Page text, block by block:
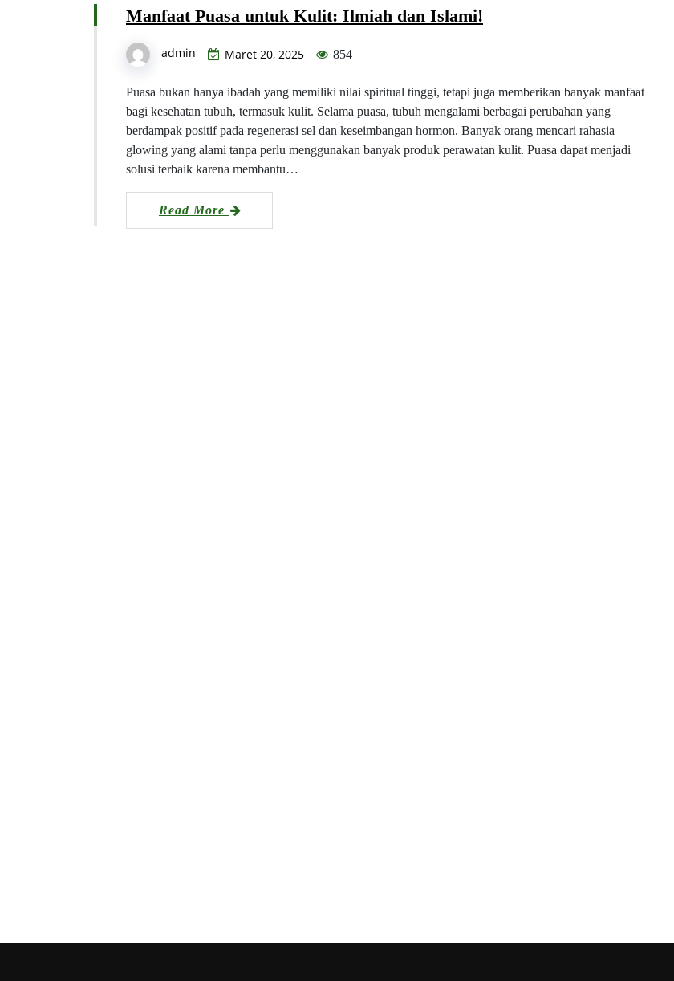
Manfaat Puasa untuk Kulit: Ilmiah dan Islami!
admin Maret 20, 2025 854
Puasa bukan hanya ibadah yang memiliki nilai spiritual tinggi, tetapi juga memberikan banyak manfaat
bagi kesehatan tubuh, termasuk kulit. Selama puasa, tubuh mengalami berbagai perubahan yang
berdampak positif pada regenerasi sel dan keseimbangan hormon. Banyak orang mencari rahasia
glowing yang alami tanpa perlu menggunakan banyak produk perawatan kulit. Puasa dapat menjadi
solusi terbaik karena membantu…
Read More